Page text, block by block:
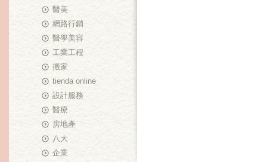
醫美
網路行銷
醫學美容
工業工程
搬家
tienda online
設計服務
醫療
房地產
八大
企業